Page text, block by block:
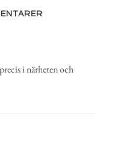
i närheten och